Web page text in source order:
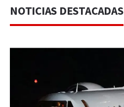
NOTICIAS DESTACADAS